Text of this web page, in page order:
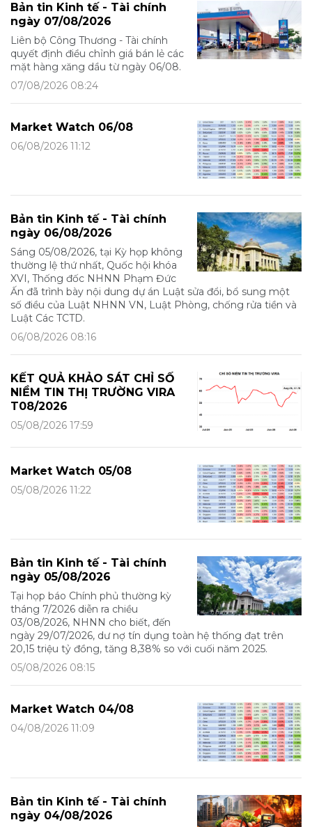
Bản tin Kinh tế - Tài chính
ngày 07/08/2026
Liên bộ Công Thương - Tài chính
quyết định điều chỉnh giá bán lẻ các
mặt hàng xăng dầu từ ngày 06/08.
07/08/2026 08:24
Market Watch 06/08
06/08/2026 11:12
Bản tin Kinh tế - Tài chính
ngày 06/08/2026
Sáng 05/08/2026, tại Kỳ họp không
thường lệ thứ nhất, Quốc hội khóa
XVI, Thống đốc NHNN Phạm Đức
Ấn đã trình bày nội dung dự án Luật sửa đổi, bổ sung một
số điều của Luật NHNN VN, Luật Phòng, chống rửa tiền và
Luật Các TCTD.
06/08/2026 08:16
KẾT QUẢ KHẢO SÁT CHỈ SỐ
NIỀM TIN THỊ TRƯỜNG VIRA
T08/2026
05/08/2026 17:59
Market Watch 05/08
05/08/2026 11:22
Bản tin Kinh tế - Tài chính
ngày 05/08/2026
Tại họp báo Chính phủ thường kỳ
tháng 7/2026 diễn ra chiều
03/08/2026, NHNN cho biết, đến
ngày 29/07/2026, dư nợ tín dụng toàn hệ thống đạt trên
20,15 triệu tỷ đồng, tăng 8,38% so với cuối năm 2025.
05/08/2026 08:15
Market Watch 04/08
04/08/2026 11:09
Bản tin Kinh tế - Tài chính
ngày 04/08/2026